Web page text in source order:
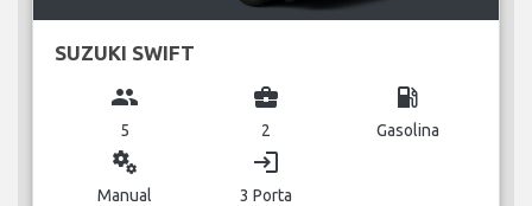
SUZUKI SWIFT
group
5
business_center
2
local_gas_station
Gasolina
miscellaneous_services
Manual
login
3 Porta